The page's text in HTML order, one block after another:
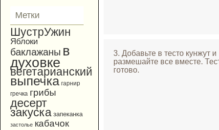
Метки
ШустрУжин
Яблоки
баклажаны в
духовке
вегетарианский
выпечка гарнир
гречка грибы
десерт
закуска запеканка
застолье кабачок
3. Добавьте в тесто кунжут и
размешайте все вместе.
готово.